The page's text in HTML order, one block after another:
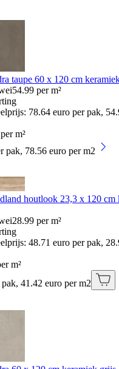
taupe 60 x 120 cm
54.99 per m²
78.64 euro per pak,
m²
pak, 78.56 euro per m2
houtlook 23,3 x 120 cm
28.99 per m²
48.71 euro per pak,
m²
41.42 euro per m2